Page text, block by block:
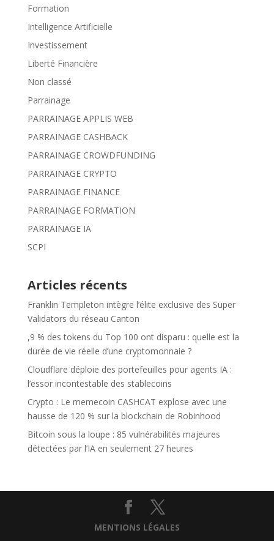
Formation
Intelligence Artificielle
Investissement
Liberté Financière
Non classé
Parrainage
PARRAINAGE APPLIS WEB
PARRAINAGE CASHBACK
PARRAINAGE CROWDFUNDING
PARRAINAGE CRYPTO
PARRAINAGE FINANCE
PARRAINAGE FORMATION
PARRAINAGE IA
SCPI
Articles récents
Franklin Templeton intègre l’élite exclusive des Super
Validators du réseau Canton
,9 % des tokens du Top 100 ont disparu : quelle est la
durée de vie réelle d’une cryptomonnaie ?
Cloudflare déploie des portefeuilles pour agents IA :
l’essor incontestable des stablecoins
Crypto : Le memecoin CASHCAT explose avec une
hausse de 120 % sur la blockchain de Robinhood
Bitcoin sous la loupe : 85 vulnérabilités majeures
détectées par l’IA en seulement 27 heures
MENTIONS LÉGALES